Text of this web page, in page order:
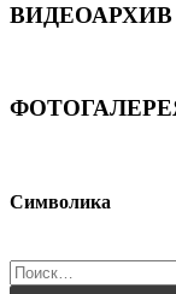
ВИДЕОАРХИВ
Символика
Найти: